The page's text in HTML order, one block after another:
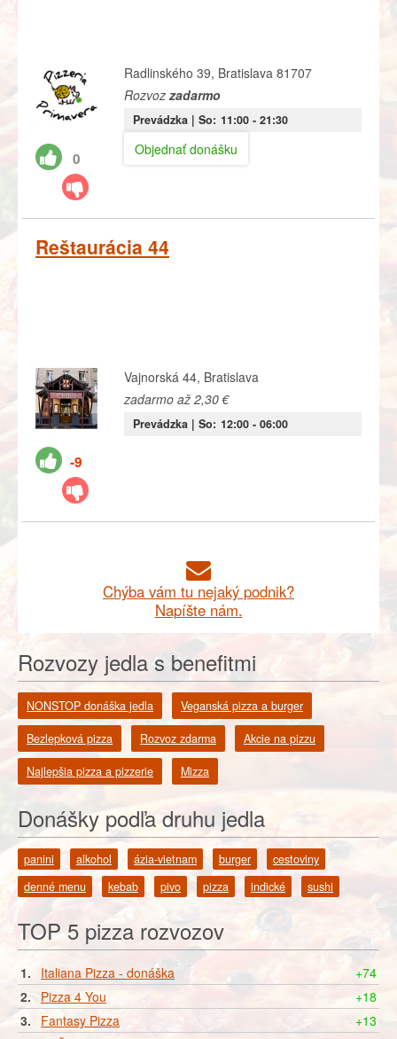
0
Radlinského 39, Bratislava 81707
Rozvoz zadarmo
Prevádzka | So: 11:00- 21:30
Objednať donášku
Reštaurácia 44
-9
Vajnorská 44, Bratislava
zadarmo až 2,30 €
Prevádzka | So: 12:00- 06:00
Chýba vám tu nejaký podnik?
Napíšte nám.
Rozvozy jedla s benefitmi
NONSTOP donáška jedla Veganská pizza a burger
Bezlepková pizza Rozvoz zdarma Akcie na pizzu
Najlepšia pizza a pizzerie Mizza
Donášky podľa druhu jedla
panini alkohol ázia-vietnam burger
cestoviny
denné menu
kebab pivo pizza indické sushi
TOP 5 pizza rozvozov
1. Italiana Pizza - donáška
+74
2.
Pizza 4 You
+18
3.
Fantasy Pizza
+13